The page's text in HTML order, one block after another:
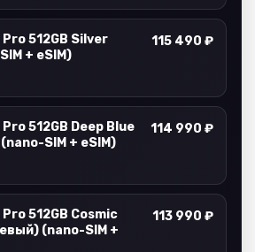
512GB Silver
+ eSIM)
115 490 ₽
512GB Deep Blue
SIM + eSIM)
114 990 ₽
512GB Cosmic
(nano-SIM +
113 990 ₽